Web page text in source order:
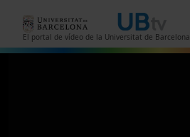
El portal de vídeo de la Universitat de Barcelona